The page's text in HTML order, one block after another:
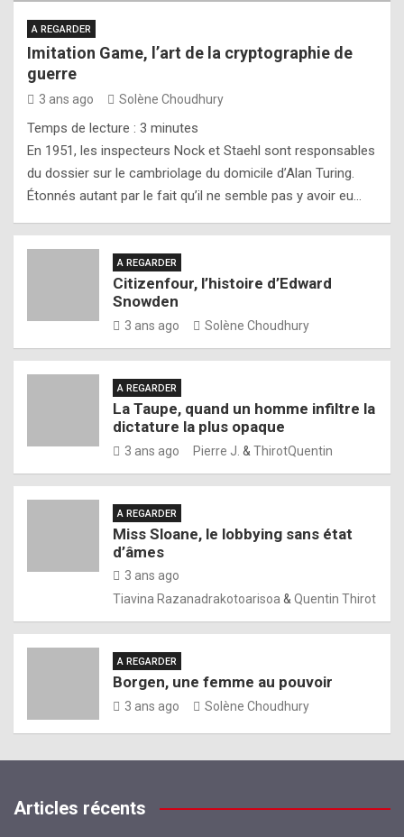
A REGARDER
Imitation Game, l’art de la cryptographie de
guerre
3 ans ago Solène Choudhury
Temps de lecture : 3 minutes
En 1951, les inspecteurs Nock et Staehl sont responsables
du dossier sur le cambriolage du domicile d’Alan Turing.
Étonnés autant par le fait qu’il ne semble pas y avoir eu…
A REGARDER
Citizenfour, l’histoire d’Edward
Snowden
3 ans ago Solène Choudhury
A REGARDER
La Taupe, quand un homme infiltre la
dictature la plus opaque
3 ans ago Pierre J. & ThirotQuentin
A REGARDER
Miss Sloane, le lobbying sans état
d’âmes
3 ans ago
Tiavina Razanadrakotoarisoa & Quentin Thirot
A REGARDER
Borgen, une femme au pouvoir
3 ans ago Solène Choudhury
Articles récents